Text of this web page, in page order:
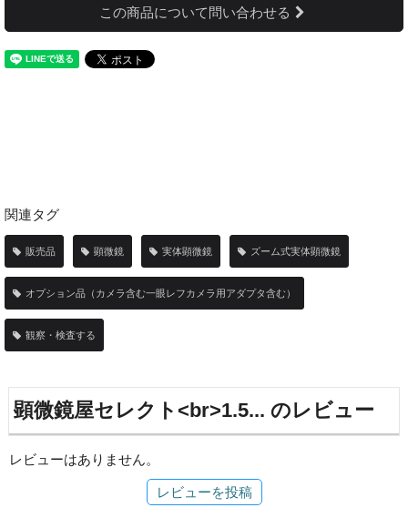
この商品について問い合わせる
関連タグ
販売品 顕微鏡 実体顕微鏡 ズーム式実体顕微鏡
オプション品（カメラ含む一眼レフカメラ用アダプタ含む）
観察・検査する
顕微鏡屋セレクト<br>1.5... のレビュー
レビューはありません。
レビューを投稿